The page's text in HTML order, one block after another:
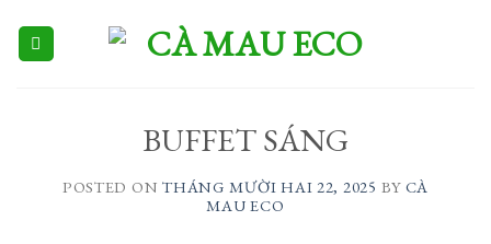
content
BUFFET SÁNG
POSTED ONTHÁNG MƯỜI HAI 22, 2025 BY CÀ
MAU ECO